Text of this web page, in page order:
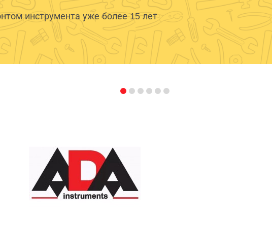
инструмента уже более 15 лет